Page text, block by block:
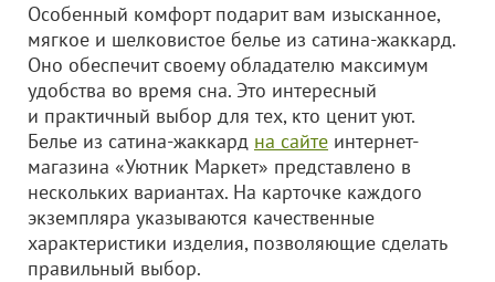
Особенный комфорт подарит вам изысканное,
мягкое и шелковистое белье из сатина-жаккард.
Оно обеспечит своему обладателю максимум
удобства во время сна. Это интересный
и практичный выбор для тех, кто ценит уют.
Белье из сатина-жаккард на сайте интернет-
магазина «Уютник Маркет» представлено в
нескольких вариантах. На карточке каждого
экземпляра указываются качественные
характеристики изделия, позволяющие сделать
правильный выбор.